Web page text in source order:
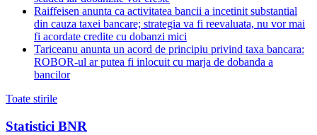
Raiffeisen anunta ca activitatea bancii a incetinit substantial
din cauza taxei bancare; strategia va fi reevaluata, nu vor mai
fi acordate credite cu dobanzi mici
Tariceanu anunta un acord de principiu privind taxa bancara:
ROBOR-ul ar putea fi inlocuit cu marja de dobanda a
bancilor
Toate stirile
Statistici BNR